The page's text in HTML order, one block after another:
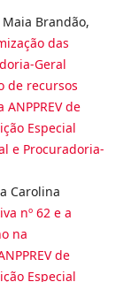
Brandão,
das
Geral
de recursos
ANPPREV de
Especial
e Procuradoria-
Carolina
nº 62 e a
na
de
Especial